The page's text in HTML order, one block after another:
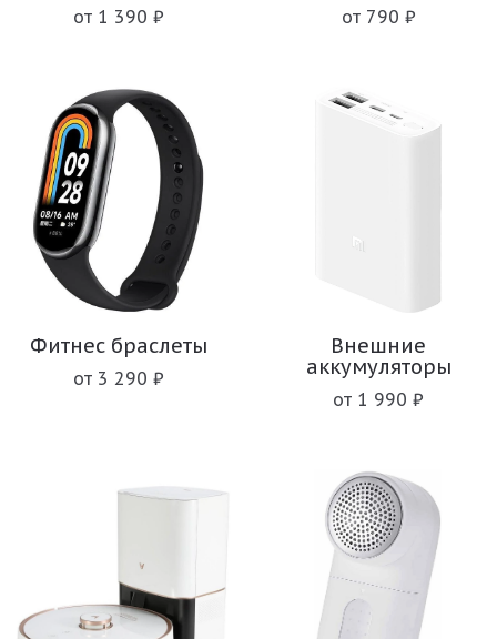
от 1 390 ₽ от 790 ₽
Фитнес браслеты
от 3 290 ₽
Внешние
аккумуляторы
от 1 990 ₽